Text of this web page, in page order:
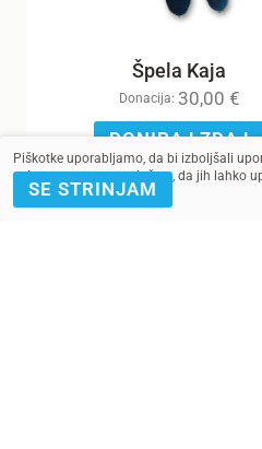
Špela Kaja
Donacija: 30,00 €
DONIRAJ ZDAJ
Piškotke uporabljamo, da bi izboljšali
spletnega mesta soglašate, da jih lahko
SE STRINJAM